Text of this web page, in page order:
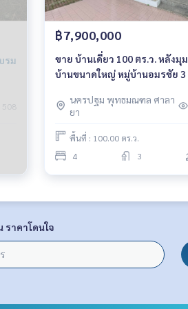
508
฿7,900,000
ขาย บ้านเดี่ยว 100 ตร.ว. หลังมุม
บ้านขนาดใหญ่ หมู่บ้านอมรชัย 3
นครปฐม พุทธมณฑล ศาลา
ยา
พื้นที่ : 100.00 ตร.ว.
4
3
ราคาโดนใจ